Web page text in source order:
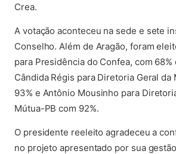
Crea.
A votação aconteceu na sede e sete
Conselho. Além de Aragão, foram
para Presidência do Confea, com 68%
Cândida Régis para Diretoria Geral da
93% e Antônio Mousinho para
Mútua-PB com 92%.
O presidente reeleito agradeceu a
no projeto apresentado por sua